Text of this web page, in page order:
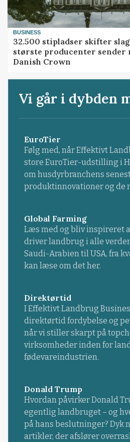
BUSINESS
32.500 stipladser skifter
største producenter sender
Danish Crown
Vi går i dybden
EuroTier
Følg med, når Effektivt
store EuroTier-udstilling i
om husdyrbranchens
produktinnovationer og de
Global Farming
Læs med og bliv inspireret
driver landbrug i alle
Saudi-Arabien til USA, fra
kan læse om det her.
Direktørtid
I Effektivt Landbrug
direktørtid fordybelse og
når vi stiller skarpt på
virksomheder inden for
fødevareindustrien.
Donald Trump
Hvordan påvirker Donald
egentlig landbruget – og
på hans beslutninger? Dyk
artikler, der afslører